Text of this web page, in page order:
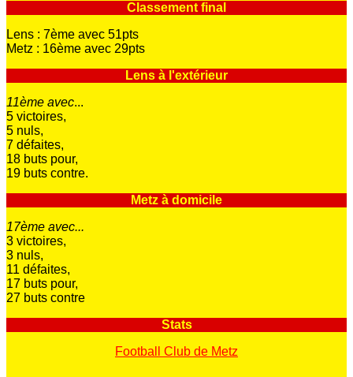
Classement final
Lens : 7ème avec 51pts
Metz : 16ème avec 29pts
Lens à l'extérieur
11ème avec...
5 victoires,
5 nuls,
7 défaites,
18 buts pour,
19 buts contre.
Metz à domicile
17ème avec...
3 victoires,
3 nuls,
11 défaites,
17 buts pour,
27 buts contre
Stats
Football Club de Metz